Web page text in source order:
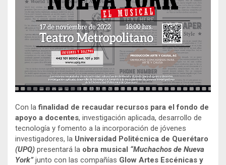
Con lafinalidad de recaudar recursos para el fondo de
apoyo a docentes, investigación aplicada, desarrollo de
tecnología y fomento a la incorporación de jóvenes
investigadores, la Universidad Politécnica de Querétaro
(UPQ) presentará la obra musical “Muchachos de Nueva
York”junto con las compañías Glow Artes Escénicas y